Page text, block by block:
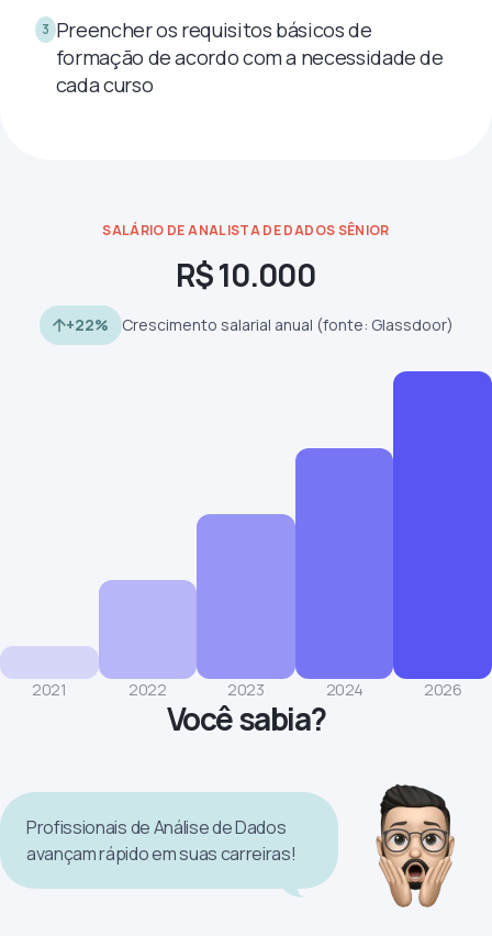
3 Preencher os requisitos básicos de
formação de acordo com a necessidade de
cada curso
SALÁRIO DE ANALISTA DE DADOS SÊNIOR
R$ 10.000
+22% Crescimento salarial anual (fonte: Glassdoor)
2021 2022 2023 2024 2026
Você sabia?
Profissionais de Análise de Dados
avançam rápido em suas carreiras!